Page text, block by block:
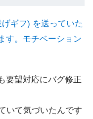
ギフ) を送っていた
す。モチベーション
要望対応にバグ修正
いて気づいたんです